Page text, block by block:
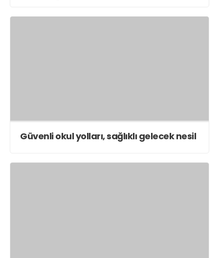
Güvenli okul yolları, sağlıklı gelecek nesil